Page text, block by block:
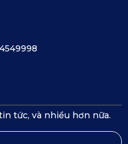
tính, phù hợp người dùng
tức, và nhiều hơn nữa.